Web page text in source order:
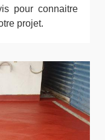
pour connaitre
projet.